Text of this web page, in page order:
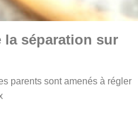
la séparation sur
parents sont amenés à régler